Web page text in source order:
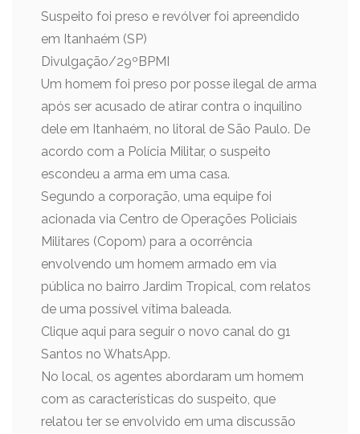
Suspeito foi preso e revólver foi apreendido
em Itanhaém (SP)
Divulgação/29ºBPMI
Um homem foi preso por posse ilegal de arma
após ser acusado de atirar contra o inquilino
dele em Itanhaém, no litoral de São Paulo. De
acordo com a Polícia Militar, o suspeito
escondeu a arma em uma casa.
Segundo a corporação, uma equipe foi
acionada via Centro de Operações Policiais
Militares (Copom) para a ocorrência
envolvendo um homem armado em via
pública no bairro Jardim Tropical, com relatos
de uma possível vítima baleada.
Clique aqui para seguir o novo canal do g1
Santos no WhatsApp.
No local, os agentes abordaram um homem
com as características do suspeito, que
relatou ter se envolvido em uma discussão